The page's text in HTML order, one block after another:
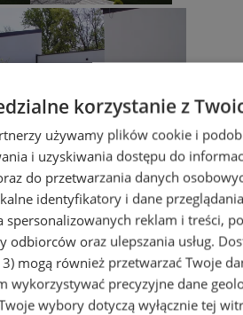
Podstawowej nr 17
[ZDJĘCIA]
korzystanie z
używamy plików cookie i
i uzyskiwania dostępu do
do przetwarzania danych
identyfikatory i dane
spersonalizowanych reklam i treści,
odbiorców oraz ulepszania usług.
mogą również przetwarzać Twoje
wykorzystywać precyzyjne dane
wybory dotyczą wyłącznie tej